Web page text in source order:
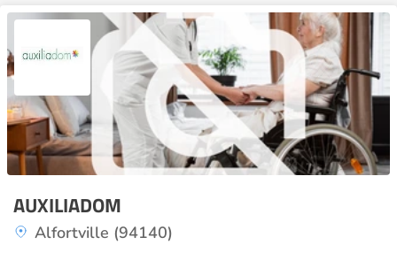
AUXILIADOM
Alfortville (94140)